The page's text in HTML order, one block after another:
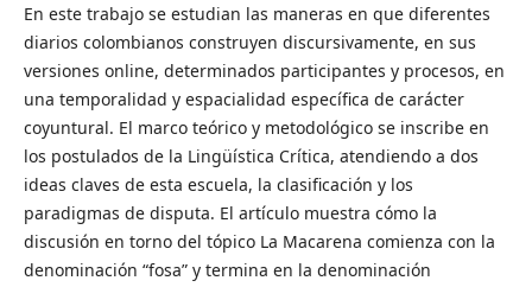
En este trabajo se estudian las maneras en que diferentes
diarios colombianos construyen discursivamente, en sus
versiones online, determinados participantes y procesos, en
una temporalidad y espacialidad específica de carácter
coyuntural. El marco teórico y metodológico se inscribe en
los postulados de la Lingüística Crítica, atendiendo a dos
ideas claves de esta escuela, la clasificación y los
paradigmas de disputa. El artículo muestra cómo la
discusión en torno del tópico La Macarena comienza con la
denominación “fosa” y termina en la denominación